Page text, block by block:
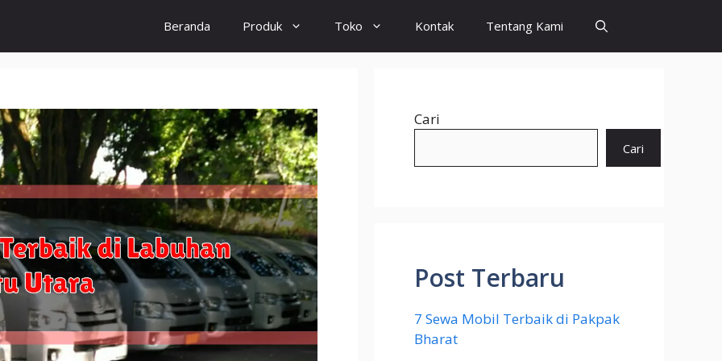
Beranda Produk Toko Kontak Tentang Kami
Cari
Cari
Post Terbaru
7 Sewa Mobil Terbaik di Pakpak
Bharat